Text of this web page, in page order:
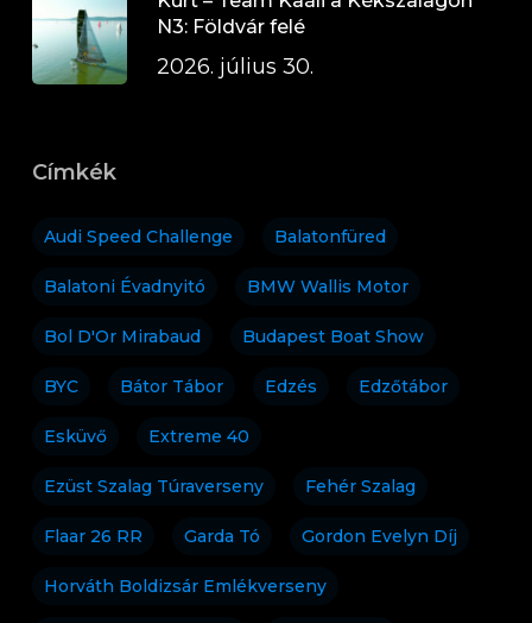
N3: Földvár felé
2026. július 30.
Címkék
Audi Speed Challenge Balatonfüred
Balatoni Évadnyitó BMW Wallis Motor
Bol D'Or Mirabaud Budapest Boat Show
BYC Bátor Tábor Edzés Edzőtábor
Esküvő Extreme 40
Ezüst Szalag Túraverseny Fehér Szalag
Flaar 26 RR Garda Tó Gordon Evelyn Díj
Horváth Boldizsár Emlékverseny